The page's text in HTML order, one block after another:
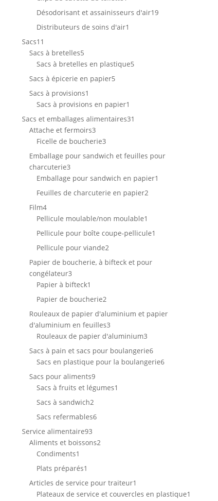
produit
Désodorisant et assainisseurs d'air1919
Distributeurs de soins d'air1
Sacs11
produits
Sacs à bretelles55
produits
Sacs à bretelles en plastique55
Sacs à épicerie en papier55
Sacs à provisions1
produit
Sacs à provisions en papier1
produit
Sacs et emballages alimentaires31
Attache et fermoirs33
produits
Ficelle de boucherie33
produits
Emballage pour sandwich et feuilles pour
charcuterie33
produits
Emballage pour sandwich en papier1
Feuilles de charcuterie en papier22
Film44
produits
Pellicule moulable/non moulable1
produit
Pellicule pour boîte coupe-pellicule1
Pellicule pour viande22
produits
Papier de boucherie, à bifteck et pour
congélateur33
produits
Papier à bifteck1
produit
Papier de boucherie22
produits
Rouleaux de papier d'aluminium et papier
d'aluminium en feuilles33
produits
Rouleaux de papier d'aluminium33
produits
Sacs à pain et sacs pour boulangerie66
produits
Sacs en plastique pour la boulangerie66
Sacs pour aliments99
produits
Sacs à fruits et légumes1
Sacs à sandwich22
produits
Sacs refermables66
Service alimentaire9393
produits
Aliments et boissons22
Condiments1
produit
Plats préparés1
produit
Articles de service pour traiteur1
produit
Plateaux de service et couvercles en plastique1